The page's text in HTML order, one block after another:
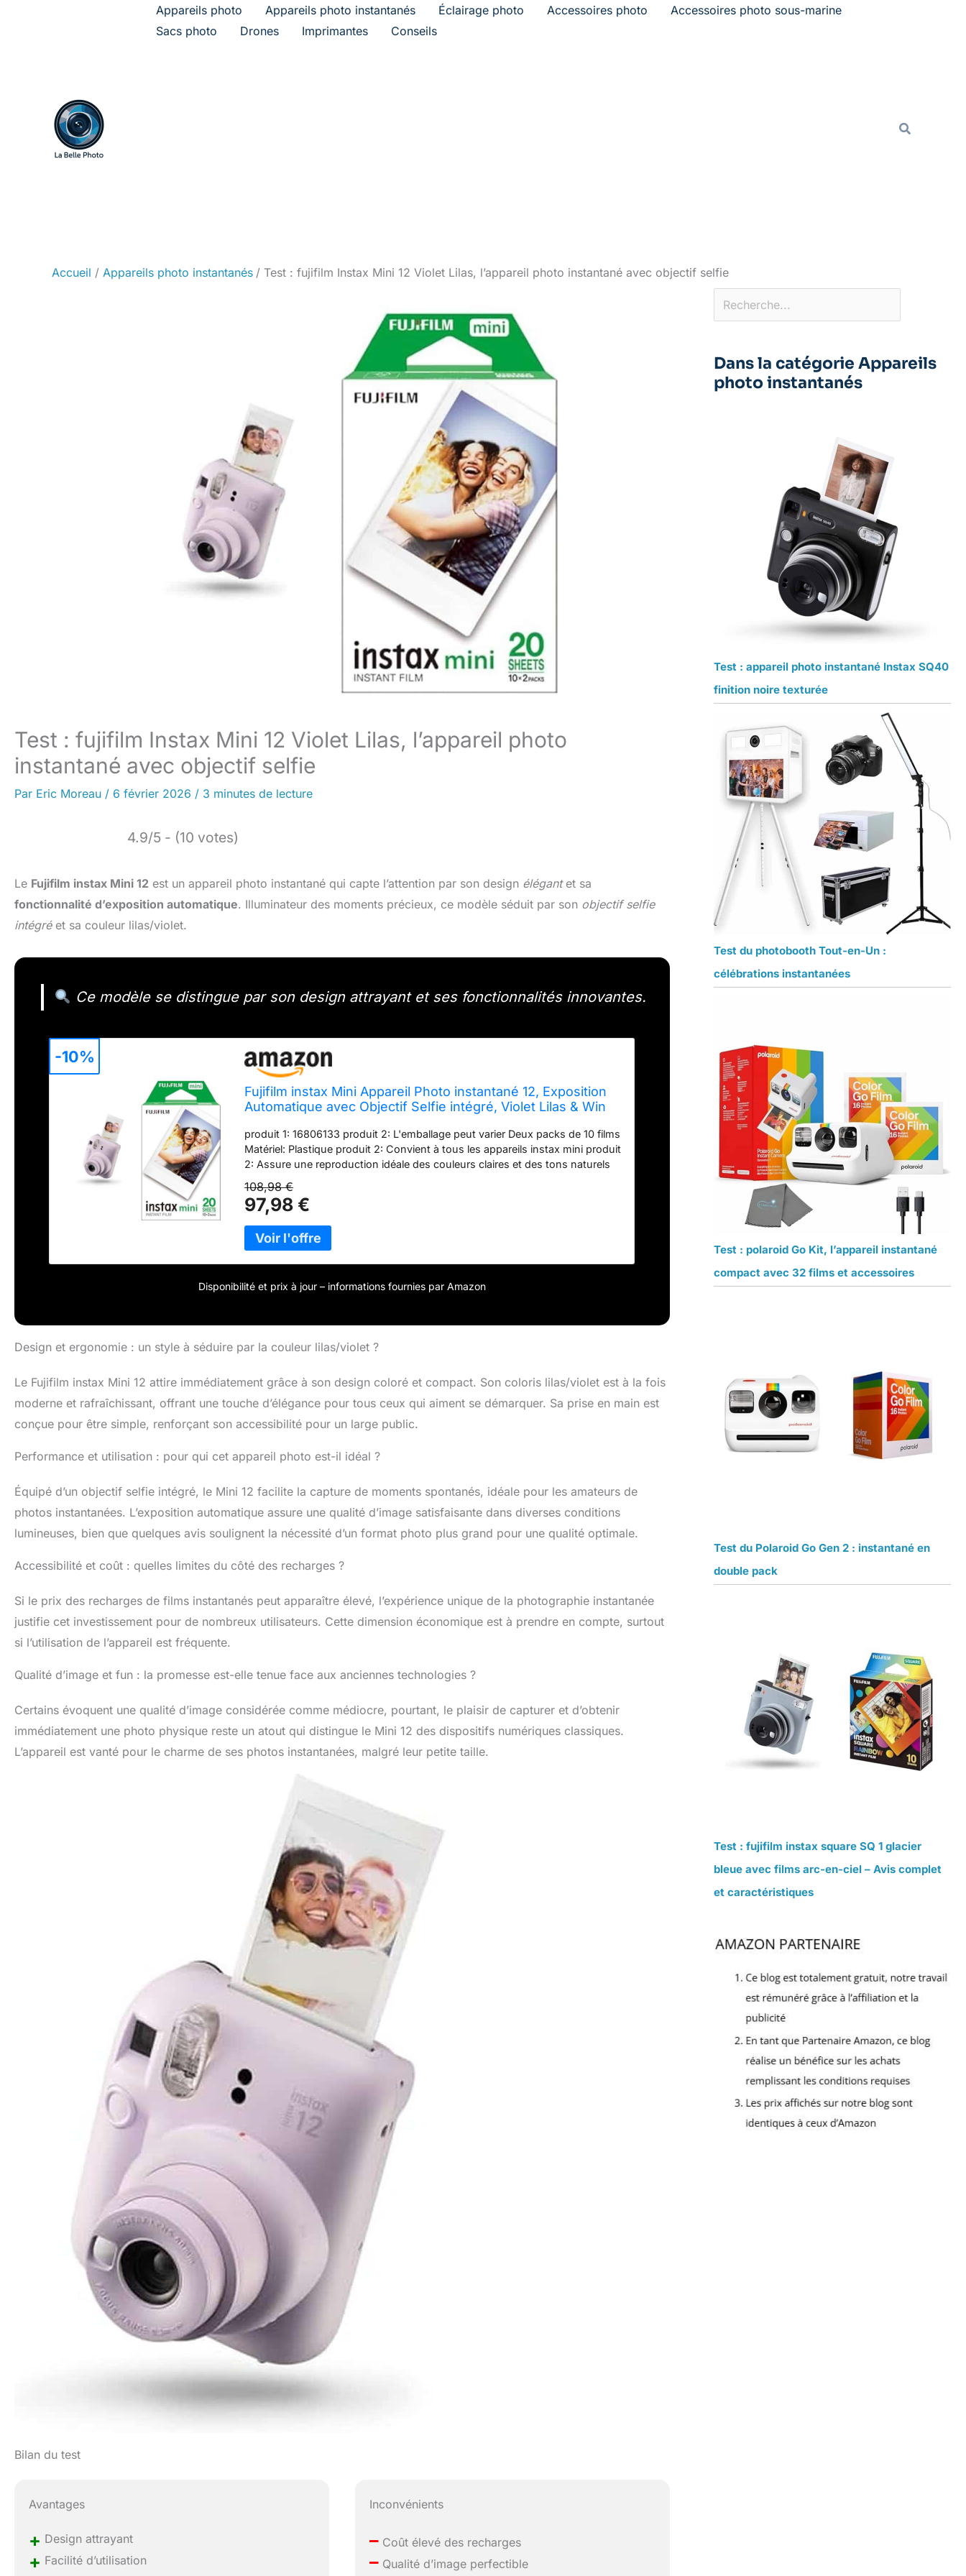
Appareils photo Appareils photo instantanés Éclairage photo Accessoires photo
Accessoires photo sous-marine
Sacs photo
Drones Imprimantes Conseils
Accueil Appareils photo instantanés Test : fujifilm Instax Mini 12 Violet Lilas, l’appareil photo instantané avec objectif selfie
Test : fujifilm Instax Mini 12 Violet Lilas, l’appareil photo
instantané avec objectif selfie
Par Eric Moreau / 6 février 2026 / 3 minutes de lecture
4.9/5 - (10 votes)
Le Fujifilm instax Mini 12 est un appareil photo instantané qui capte l’attention par son design élégantet sa
fonctionnalité d’exposition automatique. Illuminateur des moments précieux, ce modèle séduit par son objectif selfie
intégréet sa couleur lilas/violet.
Ce modèle se distingue par son design attrayant et ses fonctionnalités innovantes.
Fujifilm instax Mini Appareil Photo instantané 12, Exposition
Automatique avec Objectif Selfie intégré, Violet Lilas & Win
produit 1: 16806133 produit 2: L'emballage peut varier Deux packs de 10 films
Matériel: Plastique produit 2: Convient à tous les appareils instax mini produit
2: Assure une reproduction idéale des couleurs claires et des tons naturels
températures basses de 5°C et aussi élevées que 40°C
108,98 €
97,98 €
-10%
Disponibilité et prix à jour – informations fournies par Amazon
Design et ergonomie : un style à séduire par la couleur lilas/violet ?
Le Fujifilm instax Mini 12 attire immédiatement grâce à son design coloré et compact. Son coloris lilas/violet est à la fois
moderne et rafraîchissant, offrant une touche d’élégance pour tous ceux qui aiment se démarquer. Sa prise en main est
conçue pour être simple, renforçant son accessibilité pour un large public.
Performance et utilisation : pour qui cet appareil photo est-il idéal ?
Équipé d’un objectif selfie intégré, le Mini 12 facilite la capture de moments spontanés, idéale pour les amateurs de
photos instantanées. L’exposition automatique assure une qualité d’image satisfaisante dans diverses conditions
lumineuses, bien que quelques avis soulignent la nécessité d’un format photo plus grand pour une qualité optimale.
Accessibilité et coût : quelles limites du côté des recharges ?
Si le prix des recharges de films instantanés peut apparaître élevé, l’expérience unique de la photographie instantanée
justifie cet investissement pour de nombreux utilisateurs. Cette dimension économique est à prendre en compte, surtout
si l’utilisation de l’appareil est fréquente.
Qualité d’image et fun : la promesse est-elle tenue face aux anciennes technologies ?
Certains évoquent une qualité d’image considérée comme médiocre, pourtant, le plaisir de capturer et d’obtenir
immédiatement une photo physique reste un atout qui distingue le Mini 12 des dispositifs numériques classiques.
L’appareil est vanté pour le charme de ses photos instantanées, malgré leur petite taille.
Bilan du test
Avantages
+ Design attrayant
+ Facilité d’utilisation
Inconvénients
– Coût élevé des recharges
– Qualité d’image perfectible
Rechercher
Dans la catégorie Appareils
photo instantanés
Test : appareil photo instantané Instax SQ40
finition noire texturée
Test du photobooth Tout-en-Un :
célébrations instantanées
Test : polaroid Go Kit, l’appareil instantané
compact avec 32 films et accessoires
Test du Polaroid Go Gen 2 : instantané en
double pack
Test : fujifilm instax square SQ 1 glacier
bleue avec films arc-en-ciel – Avis complet
et caractéristiques